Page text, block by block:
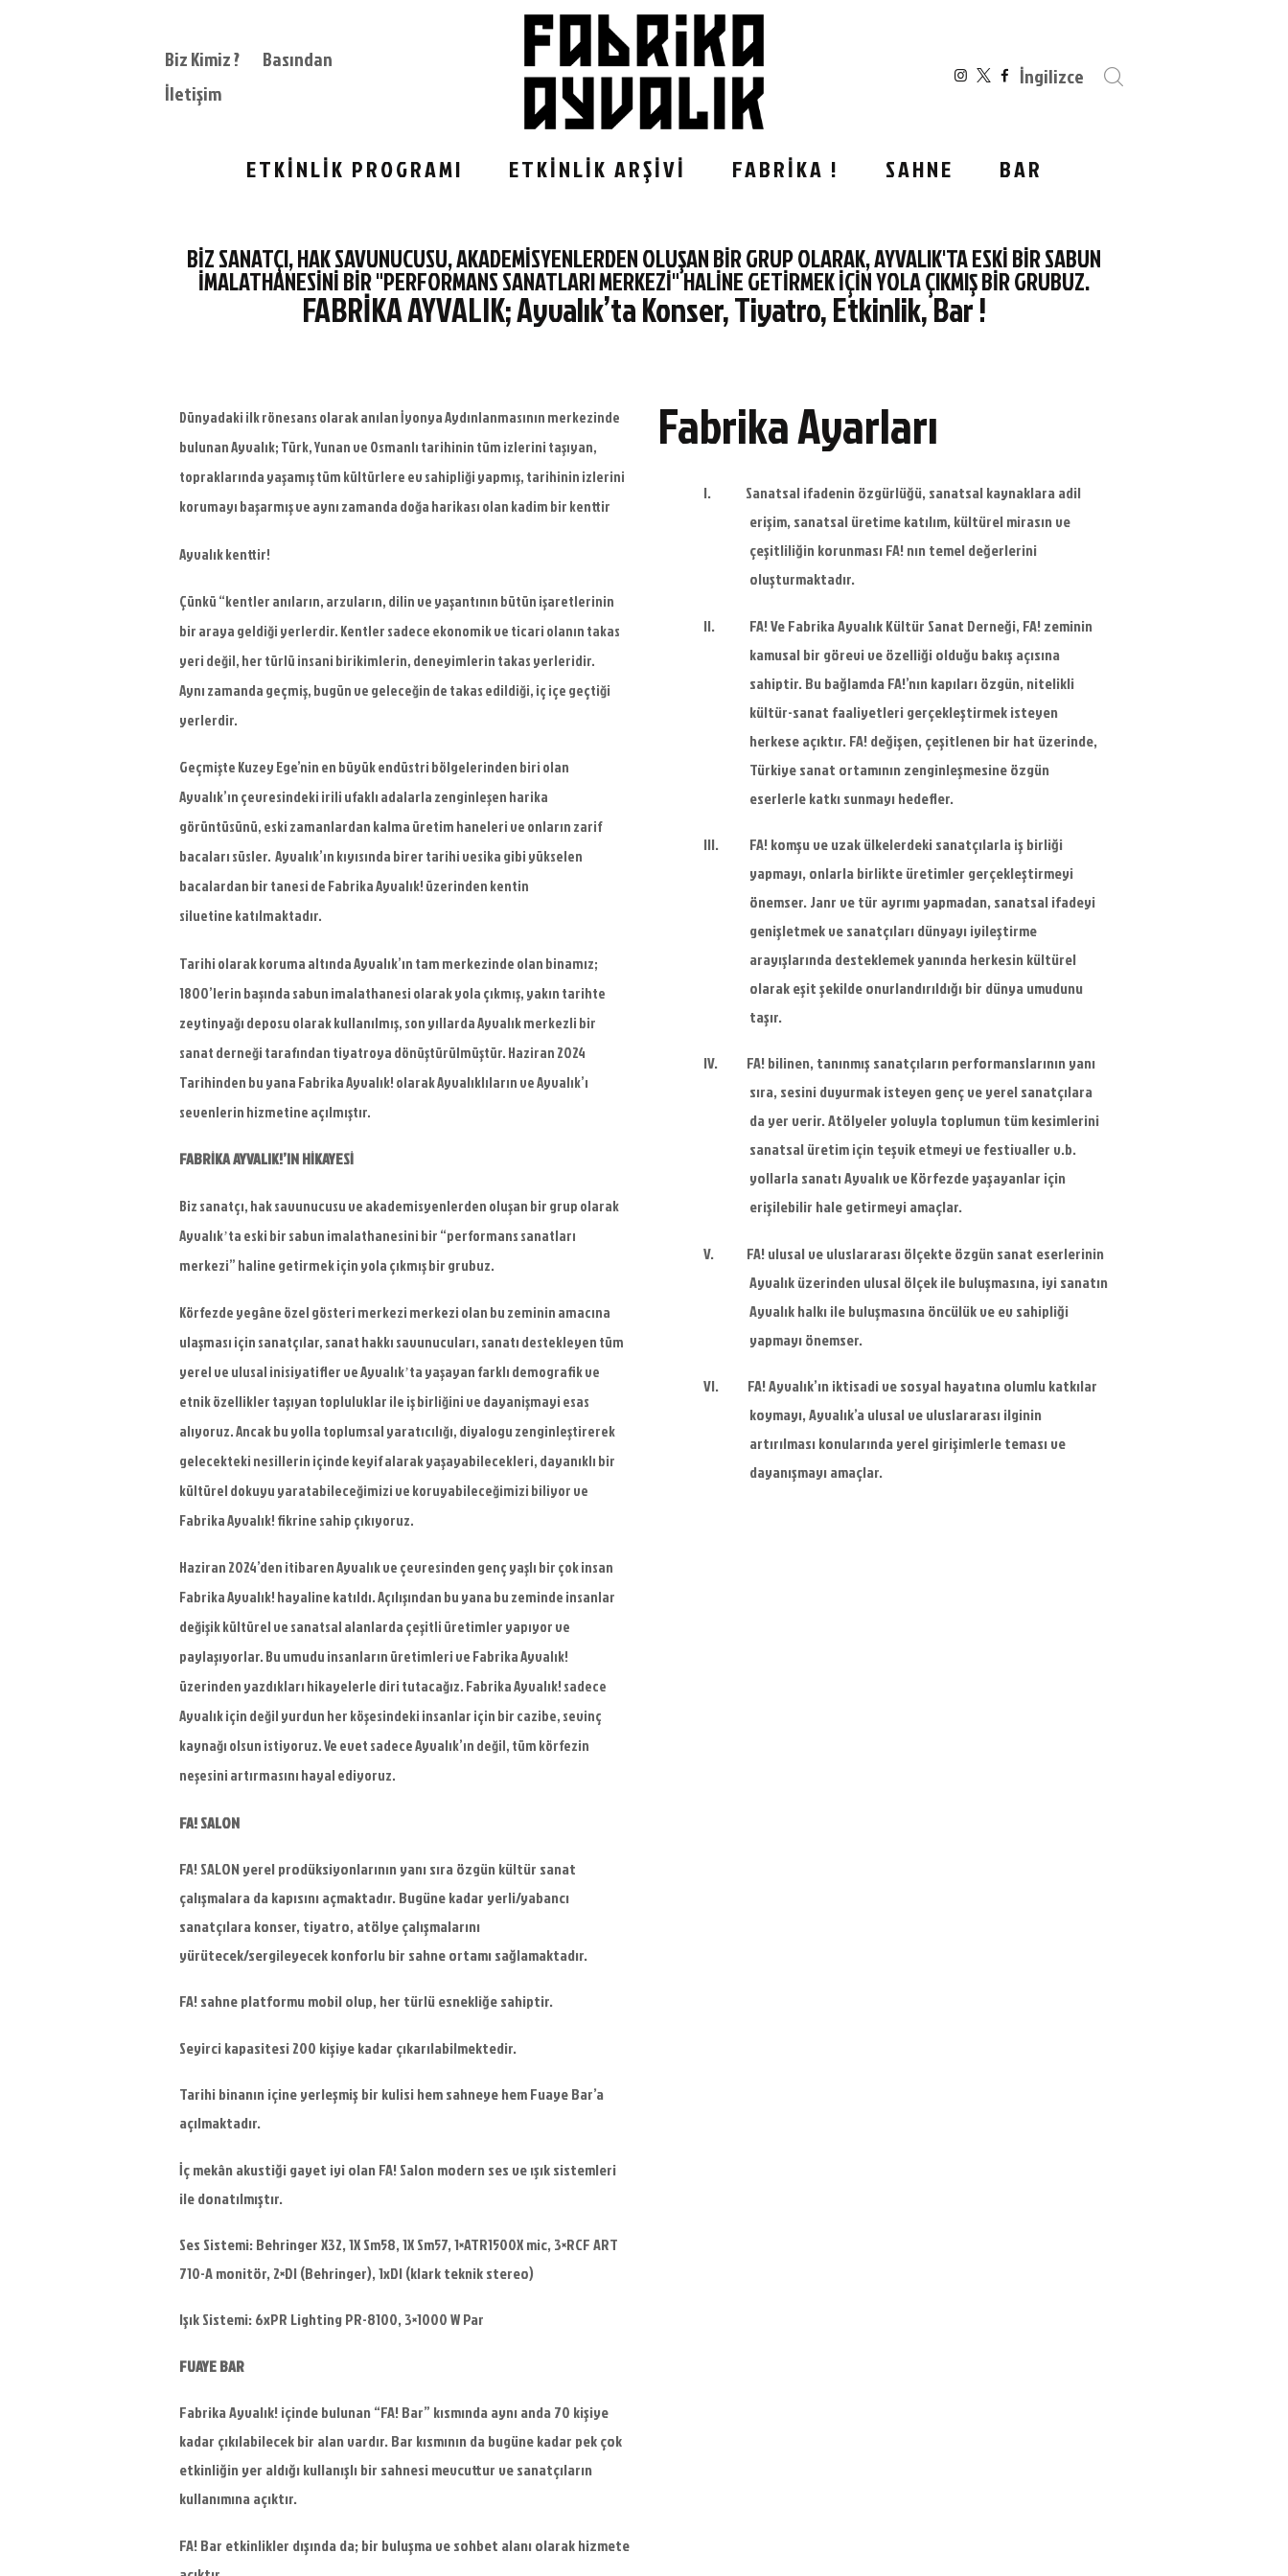
Biz Kimiz ?
Basından
İletişim
İngilizce
ETKİNLİK PROGRAMI ETKİNLİK ARŞİVİ FABRİKA ! SAHNE BAR
ETKİNLİK PROGRAMI
ETKİNLİK ARŞİVİ
FABRİKA !
SAHNE
BİZ SANATÇI, HAK SAVUNUCUSU, AKADEMİSYENLERDEN OLUŞAN BİR GRUP OLARAK, AYVALIK'TA ESKİ BİR SABUN
İMALATHANESİNİ BİR "PERFORMANS SANATLARI MERKEZİ" HALİNE GETİRMEK İÇİN YOLA ÇIKMIŞ BİR GRUBUZ.
FABRİKA AYVALIK;Ayvalık’ta Konser, Tiyatro, Etkinlik, Bar !
Dünyadaki ilk rönesans olarak anılan İyonya Aydınlanmasının merkezinde
bulunan Ayvalık; Türk, Yunan ve Osmanlı tarihinin tüm izlerini taşıyan,
topraklarında yaşamış tüm kültürlere ev sahipliği yapmış, tarihinin izlerini
korumayı başarmış ve aynı zamanda doğa harikası olan kadim bir kenttir
Ayvalık kenttir!
Çünkü “kentler anıların, arzuların, dilin ve yaşantının bütün işaretlerinin
biraraya geldiği yerlerdir. Kentler sadece ekonomik ve ticari olanın takas
yerideğil, her türlü insani birikimlerin, deneyimlerin takas yerleridir.
Aynızamanda geçmiş, bugün ve geleceğin de takas edildiği, iç içe geçtiği
yerlerdir.
Geçmişte KuzeyEge’nin en büyük endüstri bölgelerinden biri olan
Ayvalık’ın çevresindeki iriliufaklı adalarla zenginleşen harika
görüntüsünü, eski zamanlardan kalma üretimhaneleri ve onların zarif
bacaları süsler. Ayvalık’ın kıyısında birer tarihi vesika gibiyükselen
bacalardan bir tanesi de Fabrika Ayvalık! üzerinden kentin
siluetinekatılmaktadır.
Tarihi olarak korumaaltında Ayvalık’ın tam merkezinde olan binamız;
1800’lerin başında sabun imalathanesiolarak yola çıkmış, yakın tarihte
zeytinyağı deposu olarak kullanılmış, sonyıllarda Ayvalık merkezli bir
sanat derneği tarafından tiyatroyadönüştürülmüştür. Haziran 2024
Tarihinden bu yana Fabrika Ayvalık! olarak Ayvalıklılarınve Ayvalık’ı
sevenlerin hizmetine açılmıştır.
FABRİKA AYVALIK!’IN HİKAYESİ
Biz sanatçı, hak savunucusu ve akademisyenlerden oluşan bir grup olarak
Ayvalık’ta eski bir sabun imalathanesini bir “performans sanatları
merkezi” haline getirmek için yola çıkmış bir grubuz.
Körfezde yegâneözel gösteri merkezi merkezi olan bu zeminin amacına
ulaşması için sanatçılar, sanat hakkı savunucuları, sanatı destekleyen tüm
yerel ve ulusal inisiyatifler ve Ayvalık’ta yaşayan farklı demografik ve
etniközellikler taşıyan topluluklar ile iş birliğini ve dayanişmayiesas
alıyoruz. Ancak bu yolla toplumsal yaratıcılığı, diyalogu zenginleştirerek
gelecekteki nesillerin içinde keyif alarak yaşayabilecekleri, dayanıklı bir
kültürel dokuyu yaratabileceğimizi ve koruyabileceğimizi biliyor ve
Fabrika Ayvalık! fikrine sahip çıkıyoruz.
Haziran 2024’den itibaren Ayvalık ve çevresinden genç yaşlı bir çok insan
Fabrika Ayvalık! hayaline katıldı. Açılışından bu yana bu zeminde insanlar
değişik kültürel ve sanatsal alanlarda çeşitli üretimler yapıyor ve
paylaşıyorlar. Bu umudu insanların üretimleri ve Fabrika Ayvalık!
üzerinden yazdıkları hikayelerle diri tutacağız. Fabrika Ayvalık! sadece
Ayvalık için değil yurdun her köşesindeki insanlar için bir cazibe, sevinç
kaynağı olsun istiyoruz. Ve evet sadece Ayvalık’ın değil, tüm körfezin
neşesini artırmasını hayal ediyoruz.
FA! SALON
FA! SALON yerel prodüksiyonlarının yanı sıra özgün kültür sanat
çalışmalara da kapısını açmaktadır. Bugüne kadar yerli/yabancı
sanatçılara konser, tiyatro, atölye çalışmalarını
yürütecek/sergileyecek konforlu bir sahne ortamı sağlamaktadır.
FA! sahne platformu mobil olup, her türlü esnekliğe sahiptir.
Seyirci kapasitesi 200 kişiye kadar çıkarılabilmektedir.
Tarihi binanın içine yerleşmiş bir kulisi hem sahneye hem Fuaye Bar’a
açılmaktadır.
İç mekân akustiği gayet iyi olan FA! Salon modern ses ve ışık sistemleri
ile donatılmıştır.
Ses Sistemi: Behringer X32, 1X Sm58, 1X Sm57, 1×ATR1500X mic, 3×RCF ART
710-A monitör, 2×DI (Behringer), 1xDI (klark teknik stereo)
Işık Sistemi: 6xPR Lighting PR-8100, 3×1000 W Par
FUAYE BAR
Fabrika Ayvalık! içinde bulunan “FA! Bar” kısmında aynı anda 70 kişiye
kadar çıkılabilecek bir alan vardır. Bar kısmının da bugüne kadar pek çok
etkinliğin yer aldığı kullanışlı bir sahnesi mevcuttur ve sanatçıların
kullanımına açıktır.
FA! Bar etkinlikler dışında da; bir buluşma ve sohbet alanı olarak hizmete
Fabrika Ayarları
I.
Sanatsal ifadenin özgürlüğü, sanatsal kaynaklara adil
erişim, sanatsal üretime katılım, kültürel mirasın ve
çeşitliliğin korunması FA! nın temel değerlerini
oluşturmaktadır.
II.
FA! Ve Fabrika Ayvalık Kültür Sanat Derneği, FA! zeminin
kamusal bir görevi ve özelliği olduğu bakış açısına
sahiptir. Bu bağlamda FA!’nın kapıları özgün, nitelikli
kültür-sanat faaliyetleri gerçekleştirmek isteyen
herkese açıktır. FA! değişen, çeşitlenen bir hat üzerinde,
Türkiye sanat ortamının zenginleşmesine özgün
eserlerle katkı sunmayı hedefler.
III.
FA! komşu ve uzak ülkelerdeki sanatçılarla iş birliği
yapmayı, onlarla birlikte üretimler gerçekleştirmeyi
önemser. Janr ve tür ayrımı yapmadan, sanatsal ifadeyi
genişletmek ve sanatçıları dünyayı iyileştirme
arayışlarında desteklemek yanında herkesin kültürel
olarak eşit şekilde onurlandırıldığı bir dünya umudunu
taşır.
IV.
FA! bilinen, tanınmış sanatçıların performanslarının yanı
sıra, sesini duyurmak isteyen genç ve yerel sanatçılara
da yer verir. Atölyeler yoluyla toplumun tüm kesimlerini
sanatsal üretim için teşvik etmeyi ve festivaller v.b.
yollarla sanatı Ayvalık ve Körfezde yaşayanlar için
erişilebilir hale getirmeyi amaçlar.
V.
FA! ulusal ve uluslararası ölçekte özgün sanat eserlerinin
Ayvalık üzerinden ulusal ölçek ile buluşmasına, iyi sanatın
Ayvalık halkı ile buluşmasına öncülük ve ev sahipliği
yapmayı önemser.
VI.
FA! Ayvalık’ın iktisadi ve sosyal hayatına olumlu katkılar
koymayı, Ayvalık’a ulusal ve uluslararası ilginin
artırılması konularında yerel girişimlerle teması ve
dayanışmayı amaçlar.